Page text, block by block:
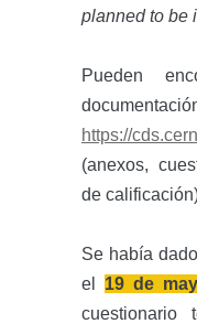
planned to be
Pueden
https://
(anexos,
de
Se había
el 19 de
cuestionario